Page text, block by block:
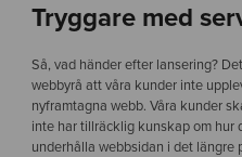
Tryggare med
Så, vad händer efter lansering?
webbyrå att våra kunder inte
nyframtagna webb. Våra kunder
inte har tillräcklig kunskap om hur
underhålla webbsidan i det längre